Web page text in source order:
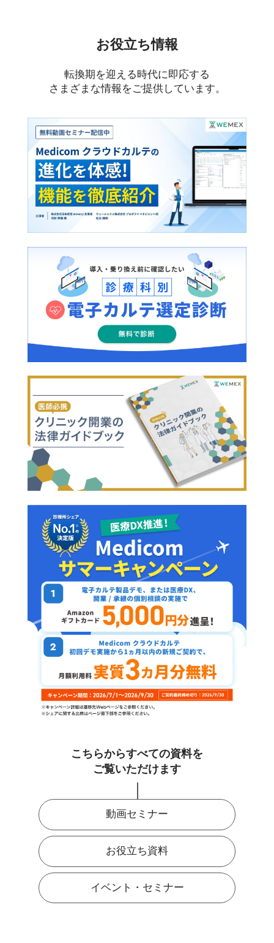
お役立ち情報
転換期を迎える時代に即応する
さまざまな情報をご提供しています。
こちらからすべての資料を
ご覧いただけます
動画セミナー
お役立ち資料
イベント・セミナー